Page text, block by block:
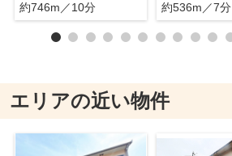
約746m／10分
約536m／7分
エリアの近い物件